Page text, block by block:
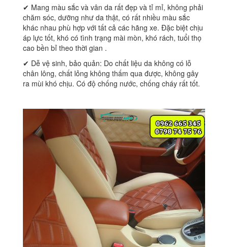
✔ Mang màu sắc và vân da rất đẹp và tỉ mỉ, không phải
chăm sóc, dưỡng như da thật, có rất nhiều màu sắc
khác nhau phù hợp với tất cả các hãng xe. Đặc biệt chịu
áp lực tốt, khó có tình trạng mài mòn, khó rách, tuổi thọ
cao bền bỉ theo thời gian .
✔ Dễ vệ sinh, bảo quản: Do chất liệu da không có lỗ
chân lông, chất lỏng không thấm qua được, không gây
ra mùi khó chịu. Có độ chống nước, chống cháy rất tốt.